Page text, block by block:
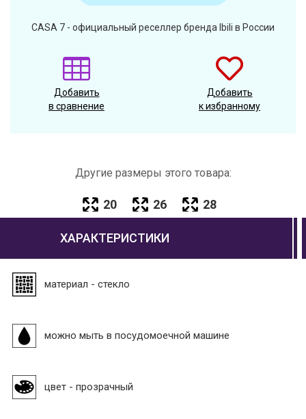
CASA 7 - официальный реселлер бренда Ibili в России
Добавить
в сравнение
Добавить
к избранному
Другие размеры этого товара:
20 26 28
ХАРАКТЕРИСТИКИ
материал - стекло
можно мыть в посудомоечной машине
цвет - прозрачный